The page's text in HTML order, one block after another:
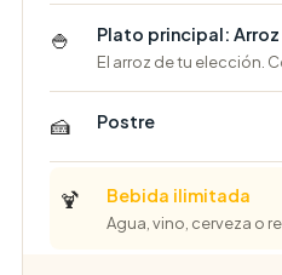
🍚 Plato principal:
El arroz de tu elección.
🍰 Postre
🍹 Bebida ilimitada
Agua, vino, cerveza o